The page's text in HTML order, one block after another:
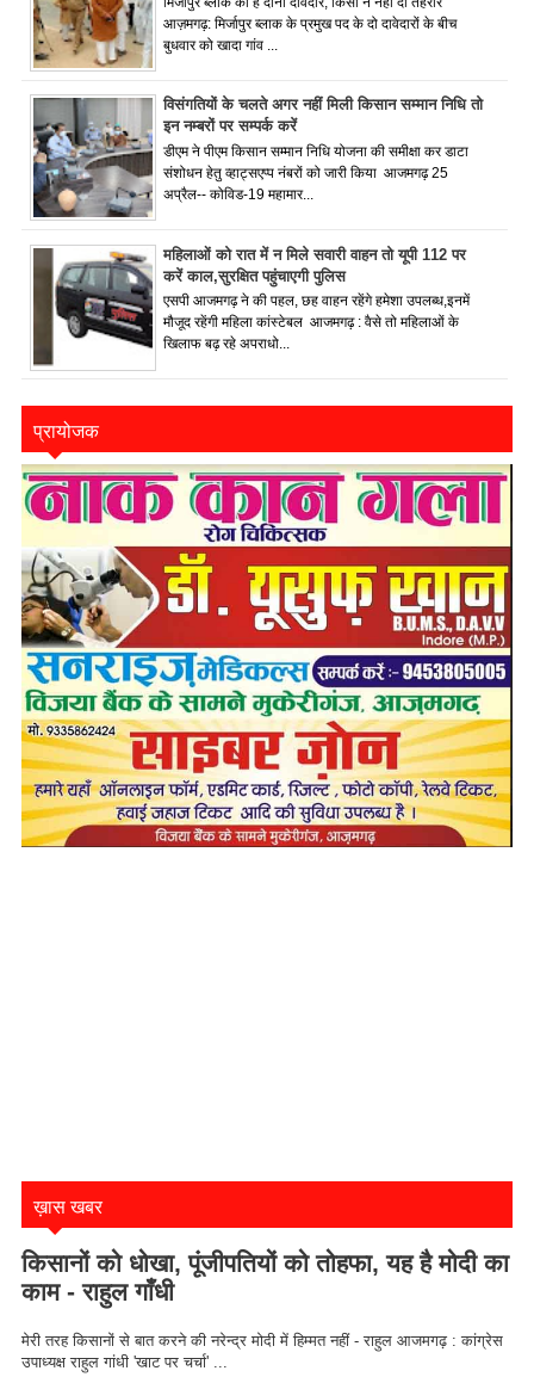
आज़मगढ़: मिर्जापुर ब्लाक के प्रमुख पद के दो दावेदारों के बीच
बुधवार को खादा गांव ...
विसंगतियों के चलते अगर नहीं मिली किसान सम्मान निधि तो
इन नम्बरों पर सम्पर्क करें
डीएम ने पीएम किसान सम्मान निधि योजना की समीक्षा कर डाटा
संशोधन हेतु व्हाट्सएप्प नंबरों को जारी किया आजमगढ़ 25
अप्रैल-- कोविड-19 महामार...
महिलाओं को रात में न मिले सवारी वाहन तो यूपी 112 पर
करें काल,सुरक्षित पहुंचाएगी पुलिस
एसपी आजमगढ़ ने की पहल, छह वाहन रहेंगे हमेशा उपलब्ध,इनमें
मौजूद रहेंगी महिला कांस्टेबल आजमगढ़ : वैसे तो महिलाओं के
खिलाफ बढ़ रहे अपराधो...
प्रायोजक
ख़ास खबर
किसानों को धोखा, पूंजीपतियों को तोहफा, यह है मोदी का
काम - राहुल गाँधी
मेरी तरह किसानों से बात करने की नरेन्द्र मोदी में हिम्मत नहीं - राहुल आजमगढ़ : कांग्रेस
उपाध्यक्ष राहुल गांधी 'खाट पर चर्चा' ...